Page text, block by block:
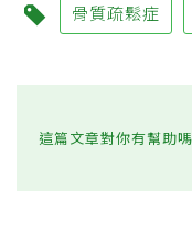
骨質疏鬆症
這篇文章對你有幫助